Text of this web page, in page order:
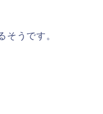
そうです。